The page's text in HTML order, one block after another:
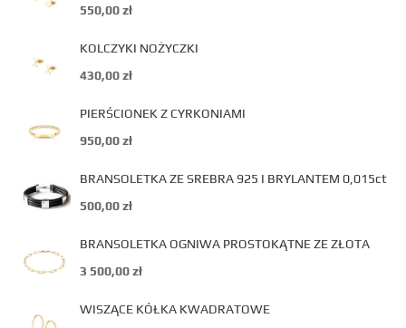
550,00zł
KOLCZYKI NOŻYCZKI
430,00zł
PIERŚCIONEK Z CYRKONIAMI
950,00zł
BRANSOLETKA ZE SREBRA 925 I BRYLANTEM 0,015ct
500,00zł
BRANSOLETKA OGNIWA PROSTOKĄTNE ZE ZŁOTA
3 500,00zł
WISZĄCE KÓŁKA KWADRATOWE